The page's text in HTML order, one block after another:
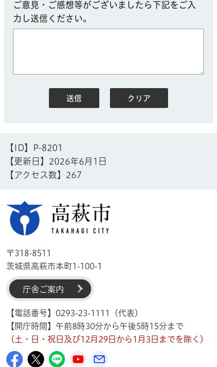
ご意見・ご感想等がございましたら下記をご入
力し送信ください。
【ID】
P-8201
【更新日】 2026年6月1日
【アクセス数】 267
〒318-8511
茨城県高萩市本町1-100-1
庁舎ご案内
【電話番号】0293-23-1111（代表）
【開庁時間】午前8時30分から午後5時15分まで
（土・日・祝日及び12月29日から1月3日までを除く）
高萩市公式Facebook
高萩市公式X
高萩市公式LINE
高萩市YouTube公式チャンネル